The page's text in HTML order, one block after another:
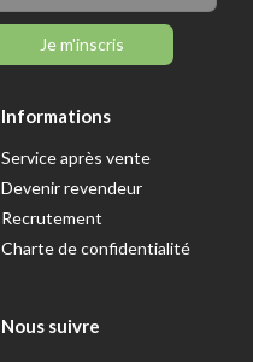
Je m'inscris
Informations
Service après vente
Devenir revendeur
Recrutement
Charte de confidentialité
Nous suivre